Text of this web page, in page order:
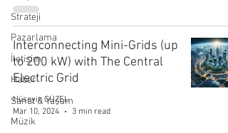
Strateji
Pazarlama
İletişim
Haber
Sanat & Yaşam
Müzik
Interconnecting Mini-Grids (up
to 200 kW) with The Central
Electric Grid
Hüseyin GÜZEL
Mar 10, 2024
3 min read